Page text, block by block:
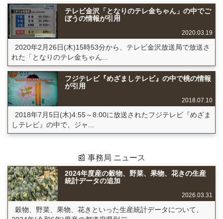
テレビ金沢「となりのテレ金ちゃん」の中でご
ぼうの情報が引用
2020.03.19
2020年2月26日(木)15時53分から、テレビ金沢放送局で放送さ
れた「となりのテレ金ちゃん...
フジテレビ『めざましテレビ』の中で桃の情報
が引用
2018.07.10
2018年7月5日(木)4:55～8:00に放送されたフジテレビ『めざま
しテレビ』の中で、ジャ...
📰 事務局 ニュース
2024年度産の穀物、野菜、果物、花きの生産
統計データの追加
2026.03.31
穀物、野菜、果物、花きといった生産統計データについて、